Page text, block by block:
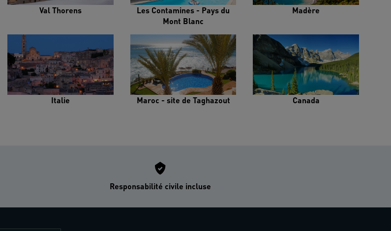
Val Thorens
Les Contamines - Pays du
Mont Blanc
Madère
Italie Maroc - site de Taghazout Canada
Responsabilité civile incluse